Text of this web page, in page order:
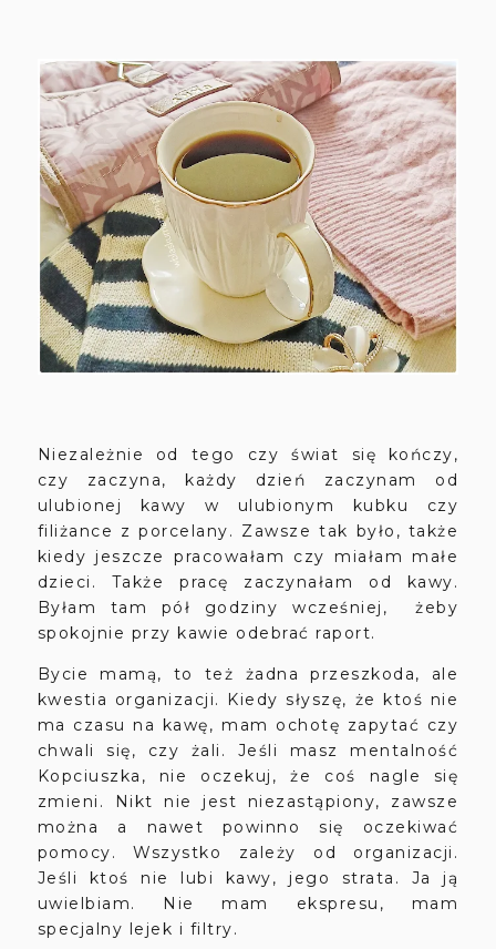
Niezależnie od tego czy świat się kończy,
czy zaczyna, każdy dzień zaczynam od
ulubionej kawy w ulubionym kubku czy
filiżance z porcelany. Zawsze tak było, także
kiedy jeszcze pracowałam czy miałam małe
dzieci. Także pracę zaczynałam od kawy.
Byłam tam pół godziny wcześniej, żeby
spokojnie przy kawie odebrać raport.
Bycie mamą, to też żadna przeszkoda, ale
kwestia organizacji. Kiedy słyszę, że ktoś nie
ma czasu na kawę, mam ochotę zapytać czy
chwali się, czy żali. Jeśli masz mentalność
Kopciuszka, nie oczekuj, że coś nagle się
zmieni. Nikt nie jest niezastąpiony, zawsze
można a nawet powinno się oczekiwać
pomocy. Wszystko zależy od organizacji.
Jeśli ktoś nie lubi kawy, jego strata. Ja ją
uwielbiam. Nie mam ekspresu, mam
specjalny lejek i filtry.